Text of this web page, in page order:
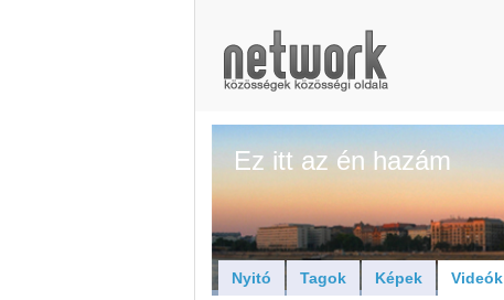
Ez itt az én hazám
Nyitó Tagok Képek Videók